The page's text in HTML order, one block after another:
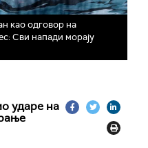
као одговор на
Сви напади морају
ударе на